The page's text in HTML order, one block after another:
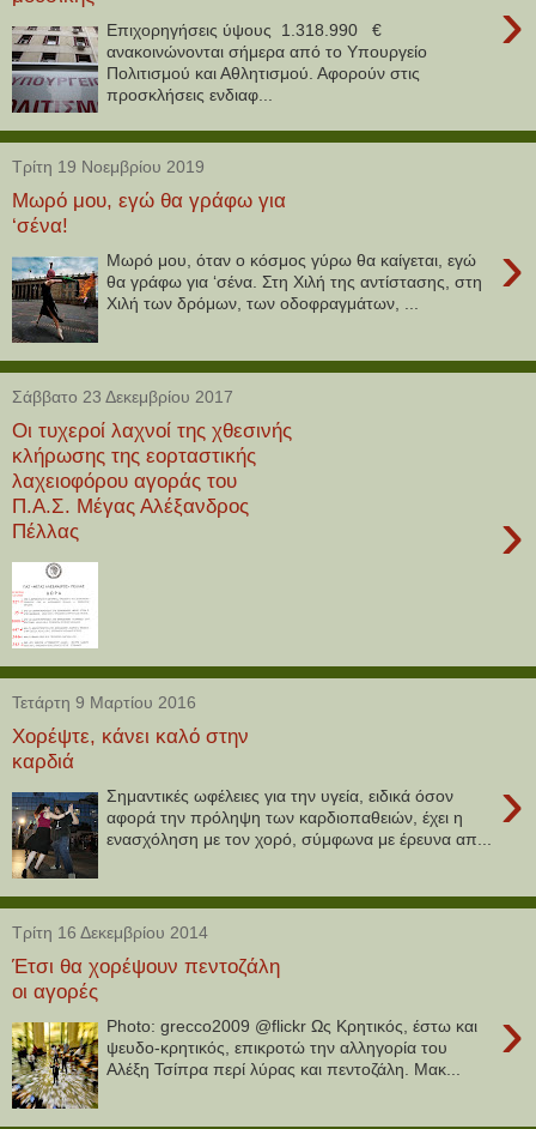
›
Επιχορηγήσεις ύψους 1.318.990 €
ανακοινώνονται σήμερα από το Υπουργείο
Πολιτισμού και Αθλητισμού. Αφορούν στις
προσκλήσεις ενδιαφ...
Τρίτη 19 Νοεμβρίου 2019
Μωρό μου, εγώ θα γράφω για
‘σένα!
›
Μωρό μου, όταν ο κόσμος γύρω θα καίγεται, εγώ
θα γράφω για ‘σένα. Στη Χιλή της αντίστασης, στη
Χιλή των δρόμων, των οδοφραγμάτων, ...
Σάββατο 23 Δεκεμβρίου 2017
Οι τυχεροί λαχνοί της χθεσινής
κλήρωσης της εορταστικής
λαχειοφόρου αγοράς του
Π.Α.Σ. Μέγας Αλέξανδρος
Πέλλας
›
Τετάρτη 9 Μαρτίου 2016
Χορέψτε, κάνει καλό στην
καρδιά
›
Σημαντικές ωφέλειες για την υγεία, ειδικά όσον
αφορά την πρόληψη των καρδιοπαθειών, έχει η
ενασχόληση με τον χορό, σύμφωνα με έρευνα απ...
Τρίτη 16 Δεκεμβρίου 2014
Έτσι θα χορέψουν πεντοζάλη
οι αγορές
›
Photo: grecco2009 @flickr Ως Κρητικός, έστω και
ψευδο-κρητικός, επικροτώ την αλληγορία του
Αλέξη Τσίπρα περί λύρας και πεντοζάλη. Μακ...